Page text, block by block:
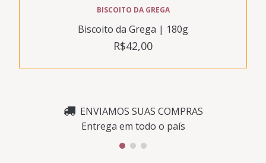
BISCOITO DA GREGA
Biscoito da Grega | 180g
R$42,00
ENVIAMOS SUAS COMPRAS
Entrega em todo o país